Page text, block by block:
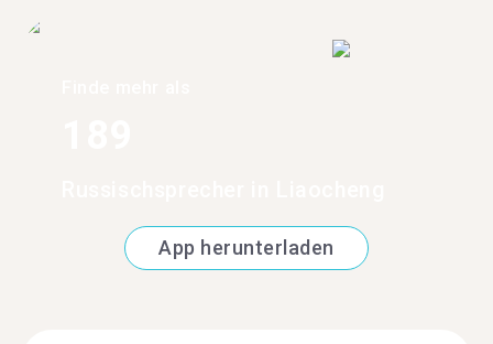
App herunterladen